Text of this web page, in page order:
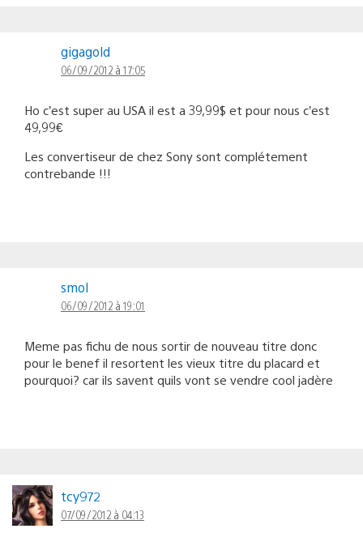
gigagold
06/09/2012 à 17:05
Ho c’est super au USA il est a 39,99$ et pour nous c’est
49,99€
Les convertiseur de chez Sony sont complétement
contrebande !!!
smol
06/09/2012 à 19:01
Meme pas fichu de nous sortir de nouveau titre donc
pour le benef il resortent les vieux titre du placard et
pourquoi? car ils savent quils vont se vendre cool jadère
tcy972
07/09/2012 à 04:13